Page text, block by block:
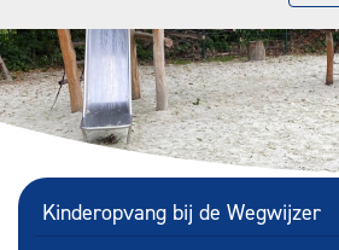
Kinderopvang bij de Wegwijzer